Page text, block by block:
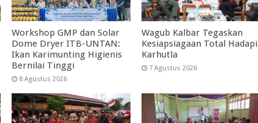
Workshop GMP dan Solar
Dome Dryer ITB-UNTAN:
Ikan Karimunting Higienis
Bernilai Tinggi
8 Agustus 2026
Wagub Kalbar Tegaskan
Kesiapsiagaan Total Hadapi
Karhutla
7 Agustus 2026